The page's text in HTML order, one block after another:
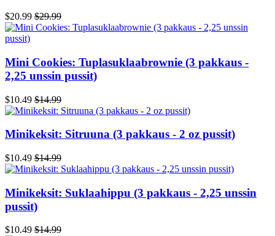
$20.99 $29.99
Mini Cookies: Tuplasuklaabrownie (3 pakkaus -
2,25 unssin pussit)
$10.49 $14.99
Minikeksit: Sitruuna (3 pakkaus - 2 oz pussit)
$10.49 $14.99
Minikeksit: Suklaahippu (3 pakkaus - 2,25 unssin
pussit)
$10.49 $14.99